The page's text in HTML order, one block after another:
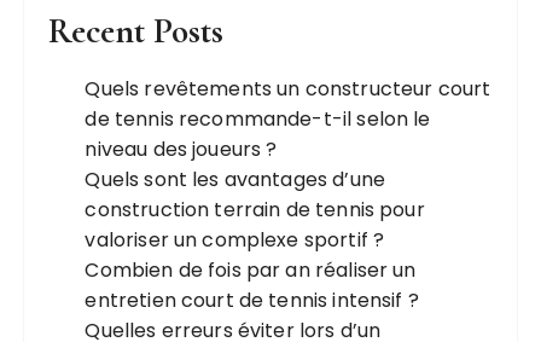
Recent Posts
Quels revêtements un constructeur court
de tennis recommande-t-il selon le
niveau des joueurs ?
Quels sont les avantages d’une
construction terrain de tennis pour
valoriser un complexe sportif ?
Combien de fois par an réaliser un
entretien court de tennis intensif ?
Quelles erreurs éviter lors d’un